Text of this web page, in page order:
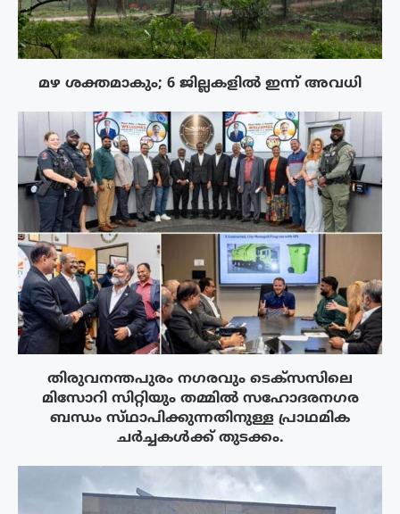
മഴ ശക്തമാകും; 6 ജില്ലകളിൽ ഇന്ന് അവധി
തിരുവനന്തപുരം നഗരവും ടെക്‌സസിലെ
മിസോറി സിറ്റിയും തമ്മിൽ സഹോദരനഗര
ബന്ധം സ്‌ഥാപിക്കുന്നതിനുള്ള പ്രാഥമിക
ചർച്ചകൾക്ക് തുടക്കം.